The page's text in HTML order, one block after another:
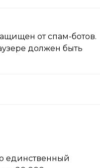
от спам-ботов.
должен быть
единственный